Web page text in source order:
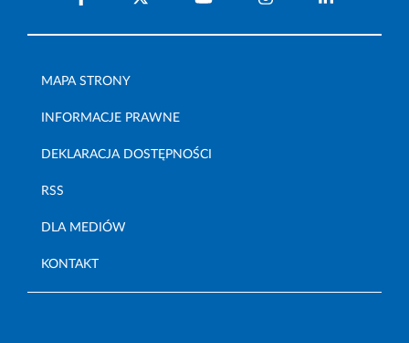
MAPA STRONY
INFORMACJE PRAWNE
DEKLARACJA DOSTĘPNOŚCI
RSS
DLA MEDIÓW
KONTAKT